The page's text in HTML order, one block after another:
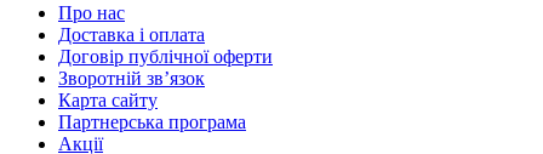
Про нас
Доставка і оплата
Договір публічної оферти
Зворотній зв’язок
Карта сайту
Партнерська програма
Акції